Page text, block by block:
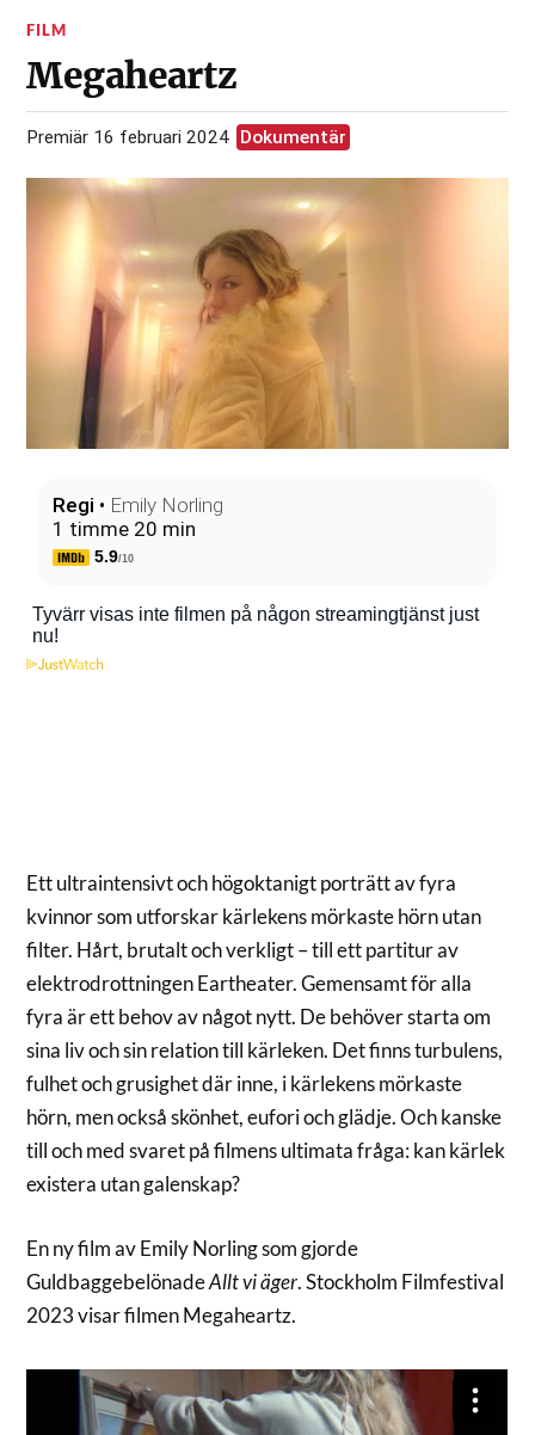
FILM
Megaheartz
Premiär 16 februari 2024 Dokumentär
Regi • Emily Norling
1 timme 20 min
5.9/10
Ett ultraintensivt och högoktanigt porträtt av fyra
kvinnor som utforskar kärlekens mörkaste hörn utan
filter. Hårt, brutalt och verkligt – till ett partitur av
elektrodrottningen Eartheater. Gemensamt för alla
fyra är ett behov av något nytt. De behöver starta om
sina liv och sin relation till kärleken. Det finns turbulens,
fulhet och grusighet där inne, i kärlekens mörkaste
hörn, men också skönhet, eufori och glädje. Och kanske
till och med svaret på filmens ultimata fråga: kan kärlek
existera utan galenskap?
En ny film av Emily Norling som gjorde
GuldbaggebelönadeAllt vi äger. Stockholm Filmfestival
2023 visar filmen Megaheartz.